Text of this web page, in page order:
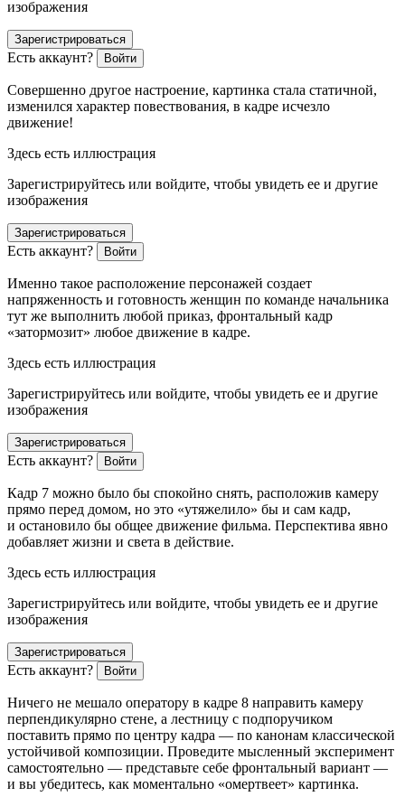
изображения
Зарегистрироваться
Есть аккаунт? Войти
Совершенно другое настроение, картинка стала статичной,
изменился характер повествования, в кадре исчезло
движение!
Здесь есть иллюстрация
Зарегистрируйтесь или войдите, чтобы увидеть ее и другие
изображения
Зарегистрироваться
Есть аккаунт? Войти
Именно такое расположение персонажей создает
напряженность и готовность женщин по команде начальника
тут же выполнить любой приказ, фронтальный кадр
«затормозит» любое движение в кадре.
Здесь есть иллюстрация
Зарегистрируйтесь или войдите, чтобы увидеть ее и другие
изображения
Зарегистрироваться
Есть аккаунт? Войти
Кадр 7 можно было бы спокойно снять, расположив камеру
прямо перед домом, но это «утяжелило» бы и сам кадр,
и остановило бы общее движение фильма. Перспектива явно
добавляет жизни и света в действие.
Здесь есть иллюстрация
Зарегистрируйтесь или войдите, чтобы увидеть ее и другие
изображения
Зарегистрироваться
Есть аккаунт? Войти
Ничего не мешало оператору в кадре 8 направить камеру
перпендикулярно стене, а лестницу с подпоручиком
поставить прямо по центру кадра — по канонам классической
устойчивой композиции. Проведите мысленный эксперимент
самостоятельно — представьте себе фронтальный вариант —
и вы убедитесь, как моментально «омертвеет» картинка.